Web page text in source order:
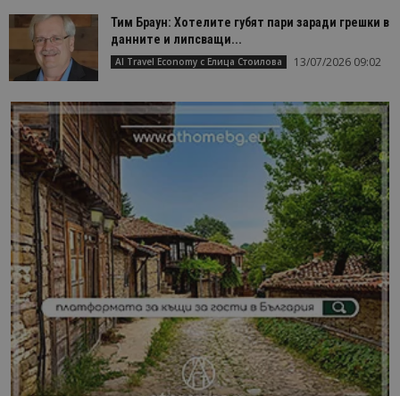
Тим Браун: Хотелите губят пари заради грешки в
данните и липсващи...
AI Travel Economy с Елица Стоилова 13/07/2026 09:02